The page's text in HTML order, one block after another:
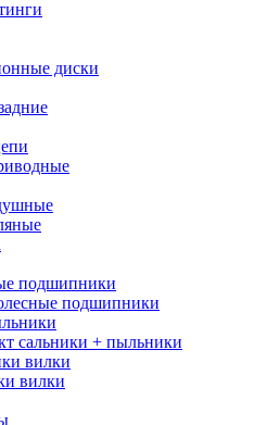
диски
подшипники
подшипники
сальники + пыльники
вилки
вилки